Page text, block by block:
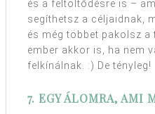
és a feltöltődésre is –
segíthetsz a céljaidnak,
és még többet pakolsz a
ember akkor is, ha nem
felkínálnak. :) De tényleg!
7. EGY ÁLOMRA, AMI